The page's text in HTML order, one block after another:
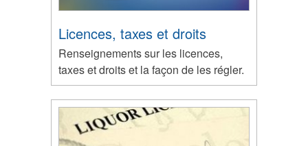
Licences, taxes et droits
Renseignements sur les licences,
taxes et droits et la façon de les régler.